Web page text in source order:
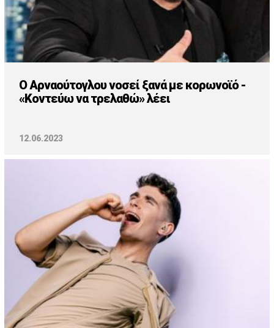
Ο Αρναούτογλου νοσεί ξανά με κορωνοϊό -
«Κοντεύω να τρελαθώ» λέει
12.06.2023